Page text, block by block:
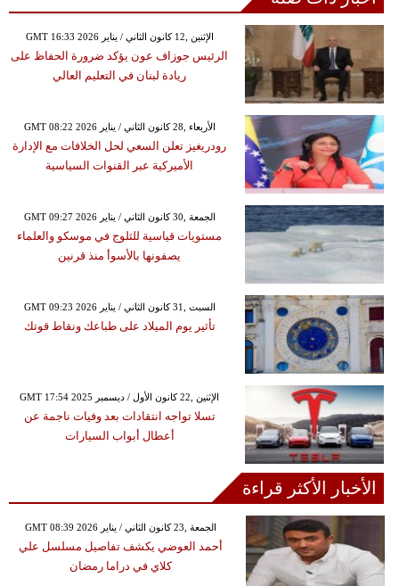
GMT 16:33 2026 الإثنين ,12 كانون الثاني / يناير
الرئيس جوزاف عون يؤكد ضرورة الحفاظ على
ريادة لبنان في التعليم العالي
GMT 08:22 2026 الأربعاء ,28 كانون الثاني / يناير
رودريغيز تعلن السعي لحل الخلافات مع الإدارة
الأميركية عبر القنوات السياسية
GMT 09:27 2026 الجمعة ,30 كانون الثاني / يناير
مستويات قياسية للثلوج في موسكو والعلماء
يصفونها بالأسوأ منذ قرنين
GMT 09:23 2026 السبت ,31 كانون الثاني / يناير
تأثير يوم الميلاد على طباعك ونقاط قوتك
GMT 17:54 2025 الإثنين ,22 كانون الأول / ديسمبر
تسلا تواجه انتقادات بعد وفيات ناجمة عن
أعطال أبواب السيارات
الأخبار الأكثر قراءة
GMT 08:39 2026 الجمعة ,23 كانون الثاني / يناير
أحمد العوضي يكشف تفاصيل مسلسل علي
كلاي في دراما رمضان